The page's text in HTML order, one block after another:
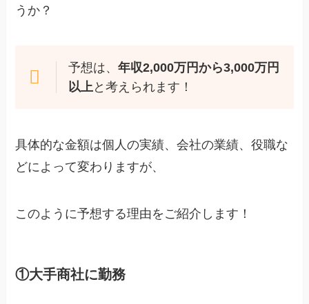
うか？
予想は、 年収2,000万円から3,000万円
以上と考えられます！
具体的な金額は個人の実績、会社の業績、役職な
どによって変わりますが、
このように予想する理由をご紹介します！
①大手商社に勤務